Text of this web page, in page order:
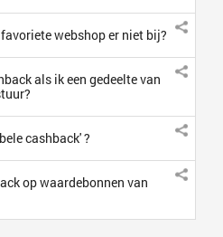
webshop er niet bij?
als ik een gedeelte van
cashback' ?
op waardebonnen van